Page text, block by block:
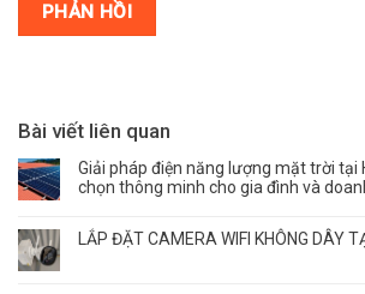
Bài viết liên quan
Giải pháp điện năng lượng mặt trời tại
chọn thông minh cho gia đình và
LẮP ĐẶT CAMERA WIFI KHÔNG DÂY